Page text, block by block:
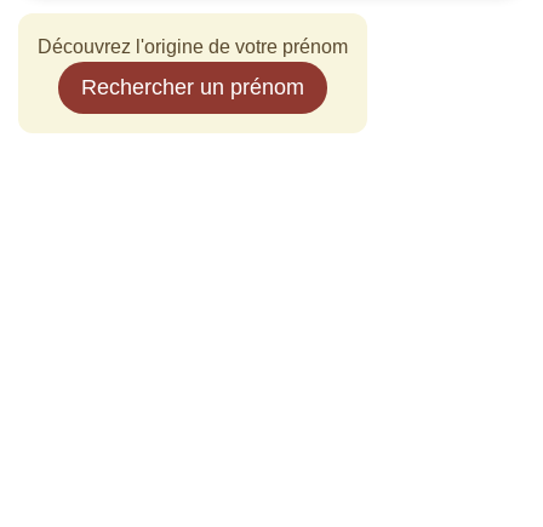
Découvrez l'origine de votre prénom
Rechercher un prénom